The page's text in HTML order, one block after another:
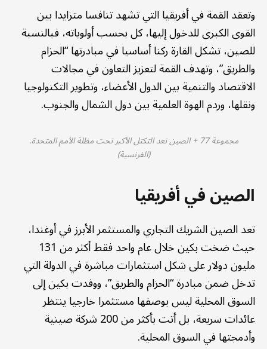
وتعقد القمة في أفريقيا التي تشهد تنافسا متزايدا بين
القوى الكبرى للدخول إليها، كل بحسب أولوياته، فبالنسبة
للصين، تشكل القارة ركنا أساسيا في مبادرتها “الحزام
والطريق”، وتهدف القمة لتعزيز التعاون في مجالات
الاقتصاد والتنمية بين الدول الأعضاء، وتطوير التكنولوجيا
ونقلها، وردم الهوة العلمية بين دول الشمال والجنوب.
مجموعة 77 + الصين تعد التكتل الأكبر تحت مظلة الأمم المتحدة.
(الفرنسية)
الصين في أفريقيا
تعد الصين الشريك التجاري والمستثمر الأبرز في أوغندا،
حيث ضخت بكين خلال عام واحد فقط أكثر من 131
مليون دولار على شكل استثمارات مباشرة في الدولة التي
تدخل ضمن مبادرة “الحزام والطريق”، ووفدت بكين إلى
السوق المحلية ليس بوصفها مستثمرا خارجيا ينتظر
عائدات سريعة، بل أتت بأكثر من 200 شركة صينية
وأدمجتها في السوق المحلية.